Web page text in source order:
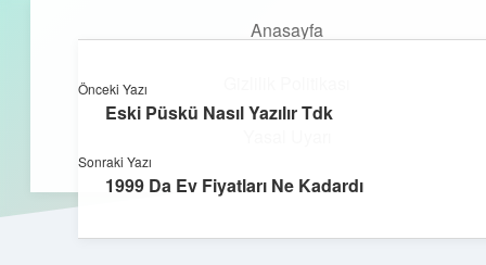
Anasayfa
aç
kefa.com.tr
Önceki Yazı
Eski Püskü Nasıl Yazılır Tdk
Sonraki Yazı
1999 Da Ev Fiyatları Ne Kadardı